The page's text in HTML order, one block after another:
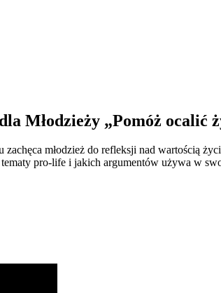
Młodzieży „Pomóż ocalić
młodzież do refleksji nad wartością
pro-life i jakich argumentów używa w